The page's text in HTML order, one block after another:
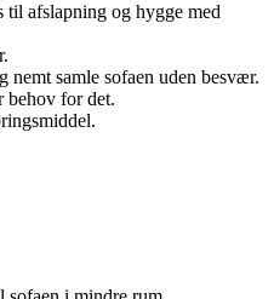
til afslapning og hygge med
samle sofaen uden besvær.
behov for det.